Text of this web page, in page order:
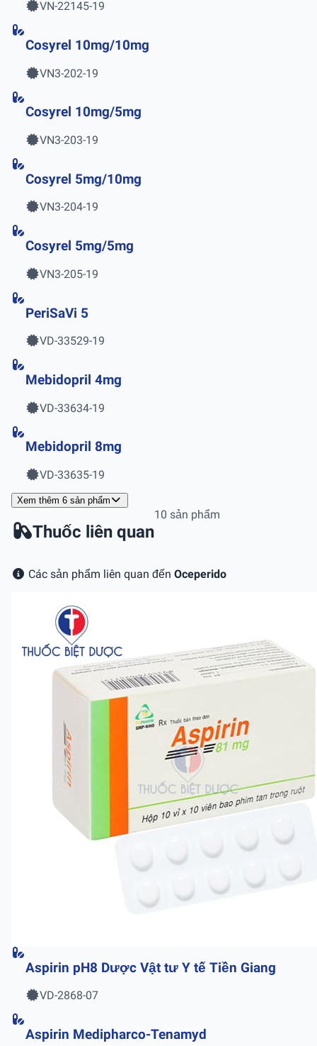
VN-22145-19
Cosyrel 10mg/10mg
VN3-202-19
Cosyrel 10mg/5mg
VN3-203-19
Cosyrel 5mg/10mg
VN3-204-19
Cosyrel 5mg/5mg
VN3-205-19
PeriSaVi 5
VD-33529-19
Mebidopril 4mg
VD-33634-19
Mebidopril 8mg
VD-33635-19
Xem thêm 6 sản phẩm
Thuốc liên quan
10 sản phẩm
Các sản phẩm liên quan đến Oceperido
Aspirin pH8 Dược Vật tư Y tế Tiền Giang
VD-2868-07
Aspirin Medipharco-Tenamyd